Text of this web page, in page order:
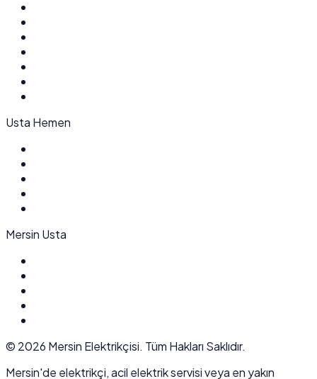
Usta Hemen
Mersin Usta
© 2026 Mersin Elektrikçisi. Tüm Hakları Saklıdır.
Mersin'de elektrikçi, acil elektrik servisi veya en yakın